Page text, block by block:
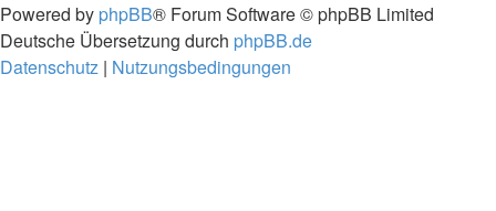
Powered by phpBB® Forum Software © phpBB Limited
Deutsche Übersetzung durch phpBB.de
Datenschutz | Nutzungsbedingungen